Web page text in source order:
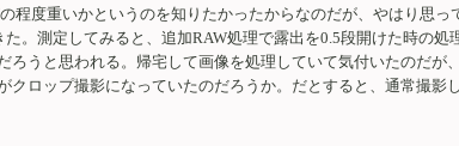
程度重いかというのを知りたかったからなのだが、やはり思
。測定してみると、追加RAW処理で露出を0.5段開けた時の
うと思われる。帰宅して画像を処理していて気付いたのだが
ロップ撮影になっていたのだろうか。だとすると、通常撮影